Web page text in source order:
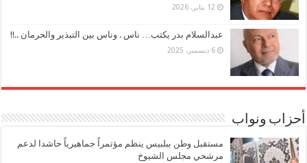
12 يناير، 2026
عبدالسلام بدر يكتب… ناس . وناس بين التبذير والحرمان ..!!
6 ديسمبر، 2025
أحزاب ونواب
مستقبل وطن ببلبيس ينظم مؤتمراً جماهيرياً حاشدا لدعم
مرشحي مجلس الشيوخ